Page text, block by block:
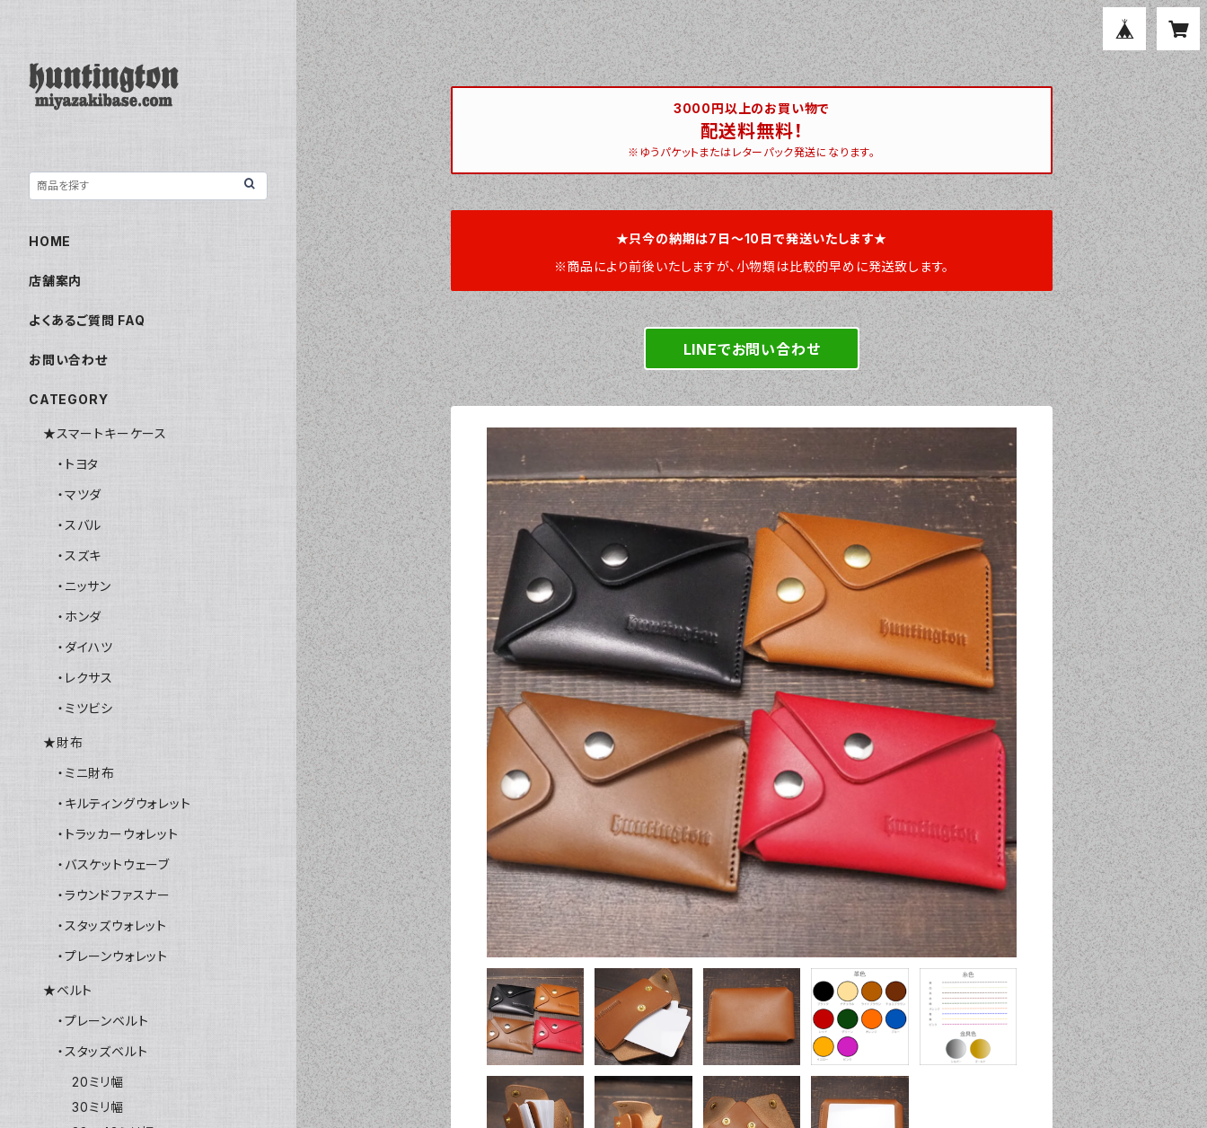
3000円以上のお買い物で
配送料無料！
※ゆうパケットまたはレターパック発送になります。
★只今の納期は7日～10日で発送いたします★
※商品により前後いたしますが、小物類は比較的早めに発送致します。
LINEでお問い合わせ
HOME
店舗案内
よくあるご質問 FAQ
お問い合わせ
CATEGORY
★スマートキーケース
・トヨタ
・マツダ
・スバル
・スズキ
・ニッサン
・ホンダ
・ダイハツ
・レクサス
・ミツビシ
★財布
・ミニ財布
・キルティングウォレット
・トラッカーウォレット
・バスケットウェーブ
・ラウンドファスナー
・スタッズウォレット
・プレーンウォレット
★ベルト
・プレーンベルト
・スタッズベルト
20ミリ幅
30ミリ幅